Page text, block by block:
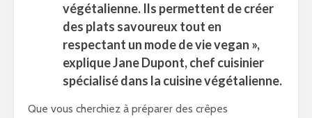
végétalienne. Ils permettent de créer
des plats savoureux tout en
respectant un mode de vie vegan »,
explique Jane Dupont, chef cuisinier
spécialisé dans la cuisine végétalienne.
Que vous cherchiez à préparer des crêpes